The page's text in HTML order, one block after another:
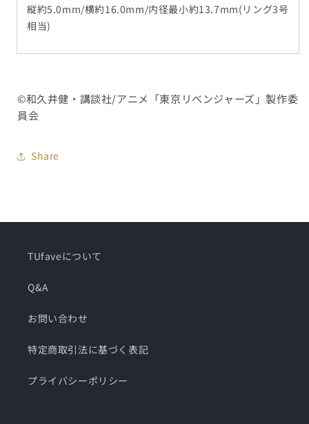
縦約5.0mm/横約16.0mm/内径最小約13.7mm(リング3号
相当)
©和久井健・講談社/アニメ「東京リベンジャーズ」製作委
員会
Share
TUfaveについて
Q&A
お問い合わせ
特定商取引法に基づく表記
プライバシーポリシー